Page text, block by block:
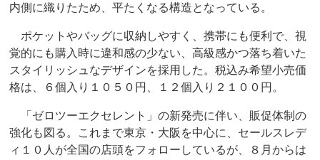
内側に織りたため、平たくなる構造となっている。
ポケットやバッグに収納しやすく、携帯にも便利で、視
覚的にも購入時に違和感の少ない、高級感かつ落ち着いた
スタイリッシュなデザインを採用した。税込み希望小売価
格は、６個入り１０５０円、１２個入り２１００円。
「ゼロツーエクセレント」の新発売に伴い、販促体制の
強化も図る。これまで東京・大阪を中心に、セールスレデ
ィ１０人が全国の店頭をフォローしているが、８月からは